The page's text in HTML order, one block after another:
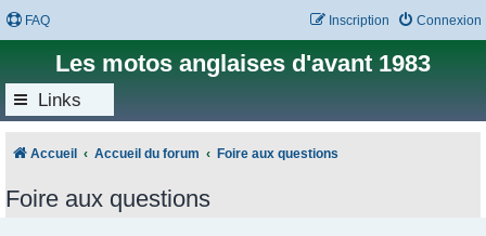
FAQ Connexion
Inscription
Les motos anglaises d'avant 1983
Links
Accueil Accueil du forum Foire aux questions
Foire aux questions